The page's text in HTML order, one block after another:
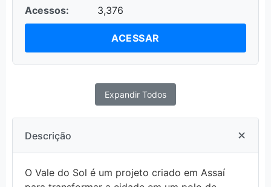
Acessos:
3,376
ACESSAR
Expandir Todos
Descrição ✕
O Vale do Sol é um projeto criado em Assaí